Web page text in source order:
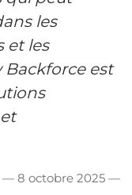
les
et les
Backforce est
— 8 octobre 2025 —